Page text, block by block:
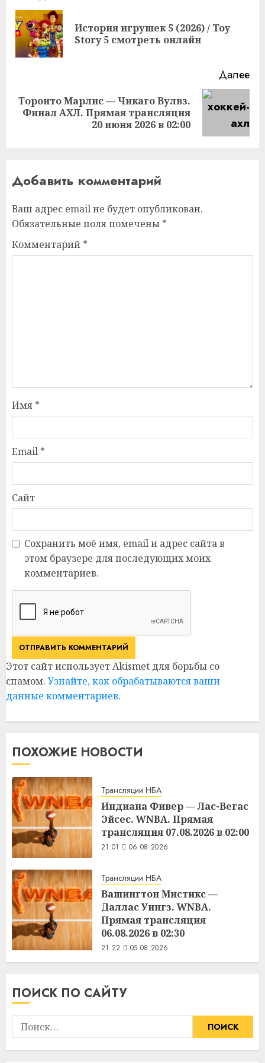
чтение
История игрушек 5 (2026) / Toy
Story 5 смотреть онлайн
Далее
Следующая
Торонто Марлис — Чикаго Вулвз.
Финал АХЛ. Прямая трансляция
20 июня 2026 в 02:00
Добавить комментарий
Ваш адрес email не будет опубликован.
Обязательные поля помечены *
Комментарий *
Имя *
Email *
Сайт
Сохранить моё имя, email и адрес сайта в
этом браузере для последующих моих
комментариев.
Этот сайт использует Akismet для борьбы со
спамом. Узнайте, как обрабатываются ваши
данные комментариев.
ПОХОЖИЕ НОВОСТИ
Трансляции НБА
Индиана Фивер — Лас-Вегас
Эйсес. WNBA. Прямая
трансляция 07.08.2026 в 02:00
21:01 06.08.2026
Трансляции НБА
Вашингтон Мистикс —
Даллас Уингз. WNBA.
Прямая трансляция
06.08.2026 в 02:30
21:22 05.08.2026
ПОИСК ПО САЙТУ
Найти: